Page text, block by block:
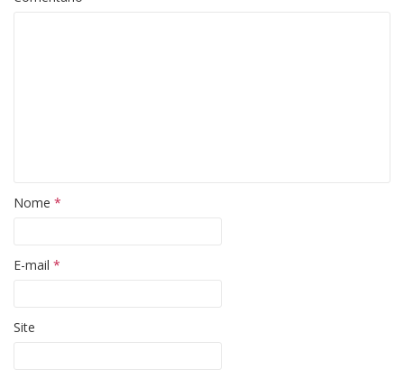
Nome *
E-mail *
Site